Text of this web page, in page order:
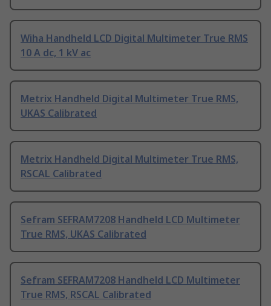
Wiha Handheld LCD Digital Multimeter True RMS
10 A dc, 1 kV ac
Metrix Handheld Digital Multimeter True RMS,
UKAS Calibrated
Metrix Handheld Digital Multimeter True RMS,
RSCAL Calibrated
Sefram SEFRAM7208 Handheld LCD Multimeter
True RMS, UKAS Calibrated
Sefram SEFRAM7208 Handheld LCD Multimeter
True RMS, RSCAL Calibrated